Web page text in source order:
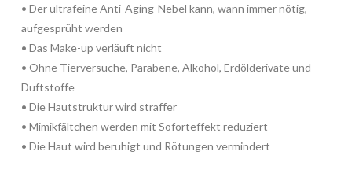
• Der ultrafeine Anti-Aging-Nebel kann, wann immer nötig,
aufgesprüht werden
• Das Make-up verläuft nicht
• Ohne Tierversuche, Parabene, Alkohol, Erdölderivate und
Duftstoffe
• Die Hautstruktur wird straffer
• Mimikfältchen werden mit Soforteffekt reduziert
• Die Haut wird beruhigt und Rötungen vermindert